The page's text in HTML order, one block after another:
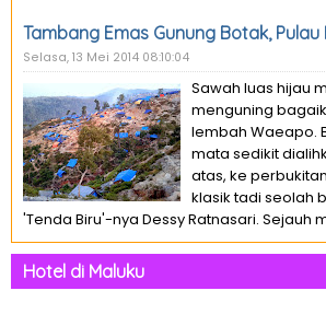
Tambang Emas Gunung Botak, Pulau
Selasa, 13 Mei 2014 08:10:04
Sawah luas hijau
menguning
lembah Waeapo.
mata sedikit
atas, ke
klasik tadi seolah
'Tenda Biru'-nya Dessy Ratnasari. Sejauh
Hotel di Maluku